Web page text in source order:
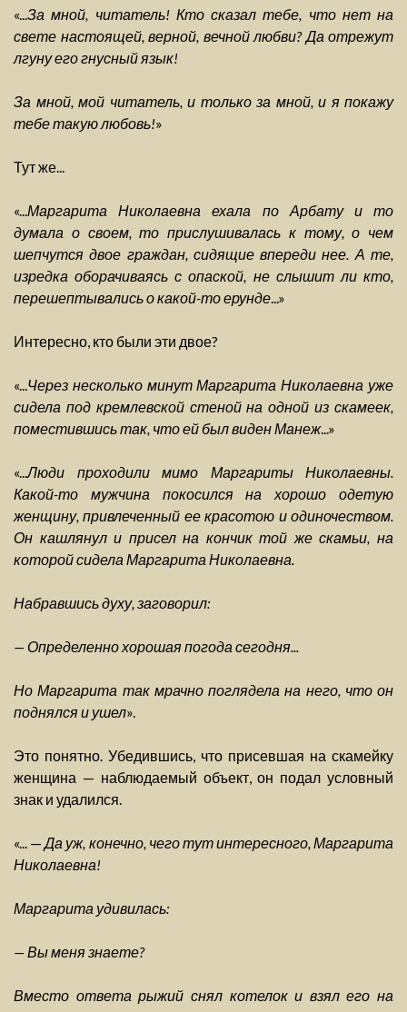
«...За мной, читатель! Кто сказал тебе, что нет на
свете настоящей, верной, вечной любви? Да отрежут
лгуну его гнусный язык!
За мной, мой читатель, и только за мной, и я покажу
тебе такую любовь!»
Тут же...
«...Маргарита Николаевна ехала по Арбату и то
думала о своем, то прислушивалась к тому, о чем
шепчутся двое граждан, сидящие впереди нее. А те,
изредка оборачиваясь с опаской, не слышит ли кто,
перешептывались о какой-то ерунде...»
Интересно, кто были эти двое?
«...Через несколько минут Маргарита Николаевна уже
сидела под кремлевской стеной на одной из скамеек,
поместившись так, что ей был виден Манеж...»
«...Люди проходили мимо Маргариты Николаевны.
Какой-то мужчина покосился на хорошо одетую
женщину, привлеченный ее красотою и одиночеством.
Он кашлянул и присел на кончик той же скамьи, на
которой сидела Маргарита Николаевна.
Набравшись духу, заговорил:
— Определенно хорошая погода сегодня...
Но Маргарита так мрачно поглядела на него, что он
поднялся и ушел».
Это понятно. Убедившись, что присевшая на скамейку
женщина — наблюдаемый объект, он подал условный
знак и удалился.
«... —Да уж, конечно, чего тут интересного, Маргарита
Николаевна!
Маргарита удивилась:
— Вы меня знаете?
Вместо ответа рыжий снял котелок и взял его на